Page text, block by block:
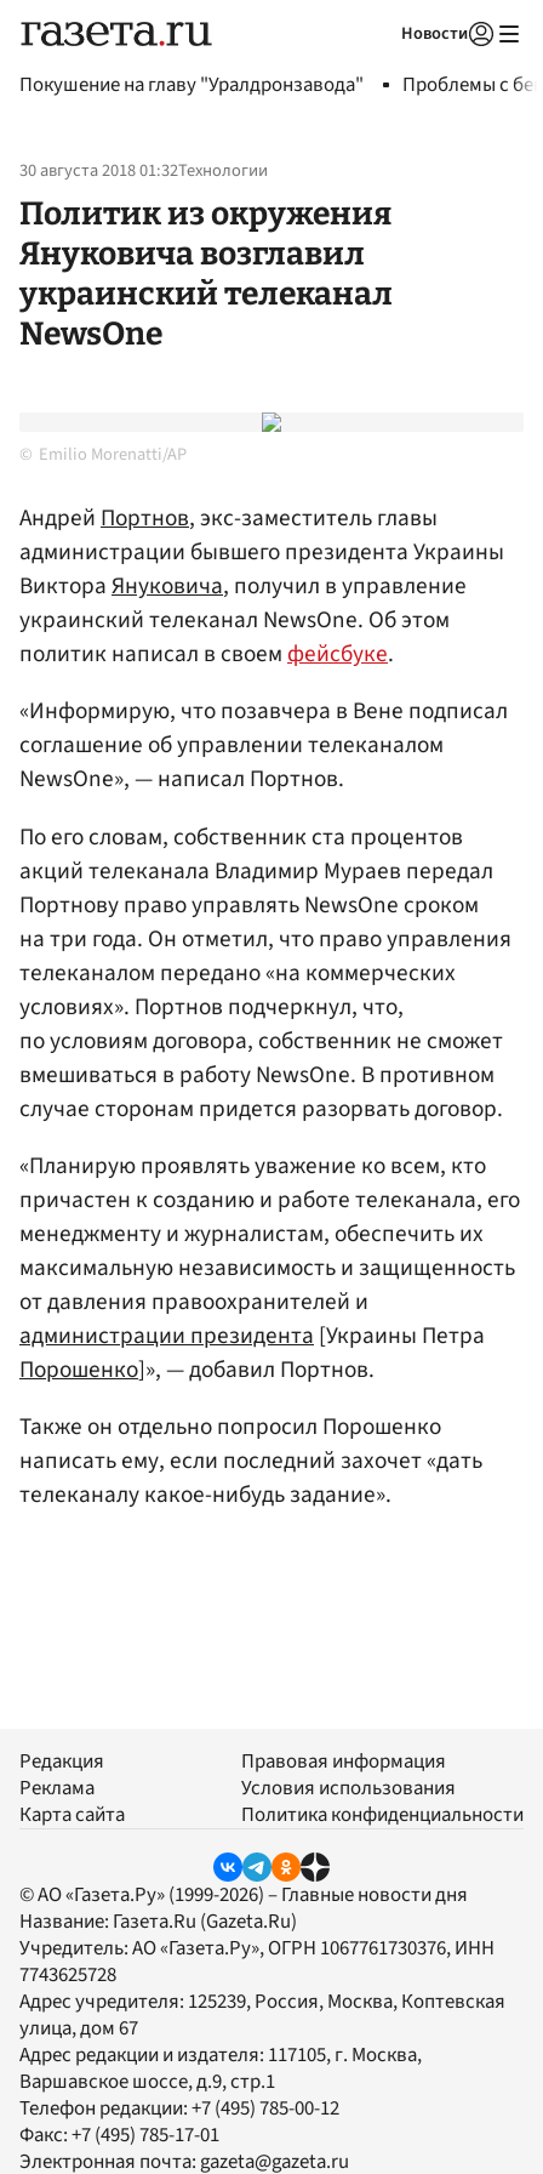
Новости
Покушение на главу "Уралдронзавода" Проблемы с
30 августа 2018 01:32Технологии
Политик из окружения
Януковича возглавил
украинский телеканал
NewsOne
Emilio Morenatti/AP
АндрейПортнов, экс-заместитель главы
администрации бывшего президента Украины
ВиктораЯнуковича, получил в управление
украинский телеканал NewsOne. Об этом
политик написал в своемфейсбуке.
«Информирую, что позавчера в Вене подписал
соглашение об управлении телеканалом
NewsOne», — написал Портнов.
По его словам, собственник ста процентов
акций телеканала Владимир Мураев передал
Портнову право управлять NewsOne сроком
на три года. Он отметил, что право управления
телеканалом передано «на коммерческих
условиях». Портнов подчеркнул, что,
по условиям договора, собственник не сможет
вмешиваться в работу NewsOne. В противном
случае сторонам придется разорвать договор.
«Планирую проявлять уважение ко всем, кто
причастен к созданию и работе телеканала, его
менеджменту и журналистам, обеспечить их
максимальную независимость и защищенность
от давления правоохранителей и
администрации президента[Украины Петра
Порошенко]», — добавил Портнов.
Также он отдельно попросил Порошенко
написать ему, если последний захочет «дать
телеканалу какое-нибудь задание».
Редакция
Реклама
Карта сайта
Правовая информация
Условия использования
Политика конфиденциальности
© АО «Газета.Ру» (1999-2026) – Главные новости дня
Название: Газета.Ru (Gazeta.Ru)
Учредитель:АО «Газета.Ру», ОГРН 1067761730376, ИНН
7743625728
Адрес учредителя: 125239, Россия, Москва, Коптевская
улица, дом 67
Адрес редакции и издателя: 117105, г. Москва,
Варшавское шоссе, д.9, стр.1
Телефон редакции:+7 (495) 785-00-12
Факс:+7 (495) 785-17-01
Электронная почта:gazeta@gazeta.ru